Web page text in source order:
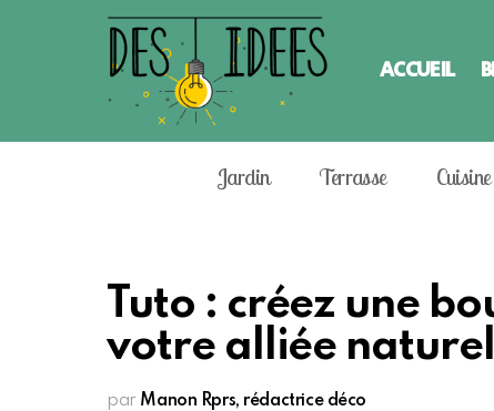
ACCUEIL
Jardin Terrasse Cuisine
Tuto : créez une
votre alliée
par Manon Rprs, rédactrice déco